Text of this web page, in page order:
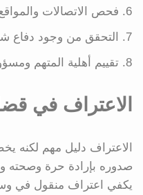
فحص الاتصالات
التحقق من وجود دفاع
تقييم أهلية المتهم
الاعتراف في
الاعتراف دليل مهم
صدوره بإرادة حرة وصحته
يكفي اعتراف منقول في